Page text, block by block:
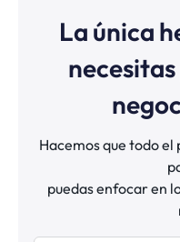
La única
Hacemos que todo el
puedas enfocar en